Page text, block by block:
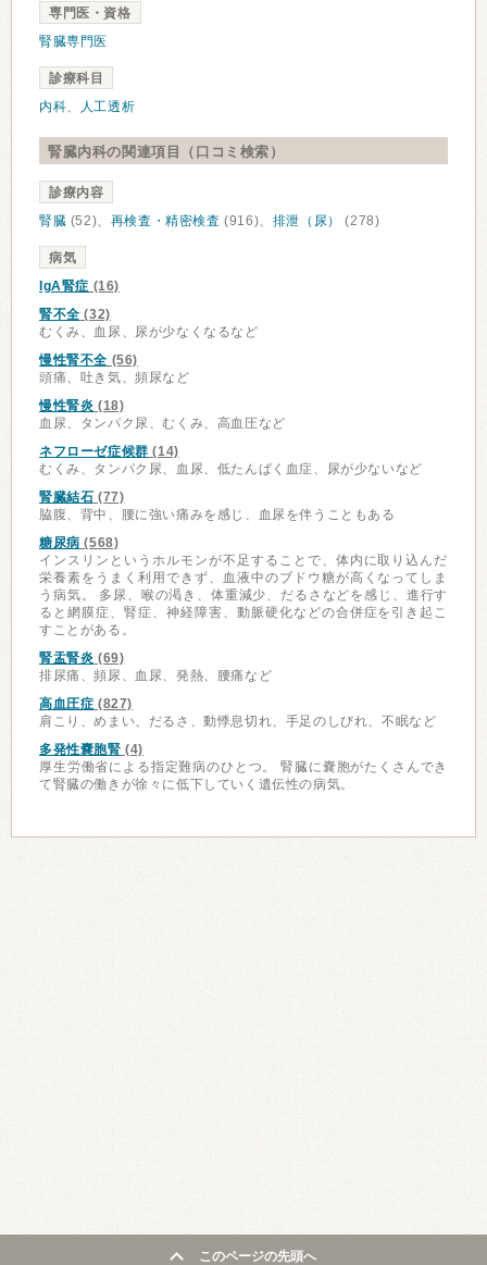
専門医・資格
腎臓専門医
診療科目
内科、 人工透析
腎臓内科の関連項目（口コミ検索）
診療内容
腎臓 (52)、 再検査・精密検査 (916)、 排泄（尿） (278)
病気
IgA腎症 (16)
腎不全 (32)
むくみ、血尿、尿が少なくなるなど
慢性腎不全 (56)
頭痛、吐き気、頻尿など
慢性腎炎 (18)
血尿、タンパク尿、むくみ、高血圧など
ネフローゼ症候群 (14)
むくみ、タンパク尿、血尿、低たんぱく血症、尿が少ないなど
腎臓結石 (77)
脇腹、背中、腰に強い痛みを感じ、血尿を伴うこともある
糖尿病 (568)
インスリンというホルモンが不足することで、体内に取り込んだ
栄養素をうまく利用できず、血液中のブドウ糖が高くなってしま
う病気。 多尿、喉の渇き、体重減少、だるさなどを感じ、進行す
ると網膜症、腎症、神経障害、動脈硬化などの合併症を引き起こ
すことがある。
腎盂腎炎 (69)
排尿痛、頻尿、血尿、発熱、腰痛など
高血圧症 (827)
肩こり、めまい、だるさ、動悸息切れ、手足のしびれ、不眠など
多発性嚢胞腎 (4)
厚生労働省による指定難病のひとつ。 腎臓に嚢胞がたくさんでき
て腎臓の働きが徐々に低下していく遺伝性の病気。
このページの先頭へ